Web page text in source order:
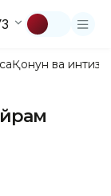
Қонун ва